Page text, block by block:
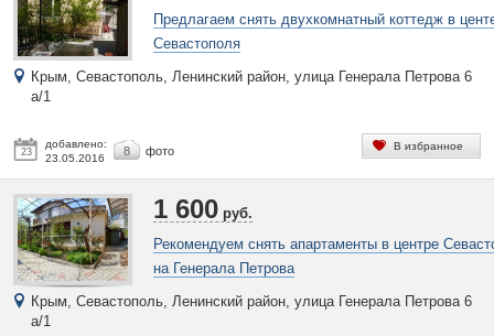
23
добавлено:
23.05.2016
8 фото
Предлагаем снять двухкомнатный коттедж в
Севастополя
Крым, Севастополь, Ленинский район, улица Генерала Петрова 6
а/1
В избранное
1 600 руб.
Рекомендуем снять апартаменты в центре
на Генерала Петрова
Крым, Севастополь, Ленинский район, улица Генерала Петрова 6
а/1